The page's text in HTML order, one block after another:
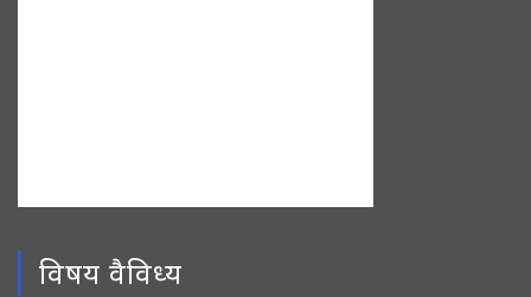
विषय वैविध्य